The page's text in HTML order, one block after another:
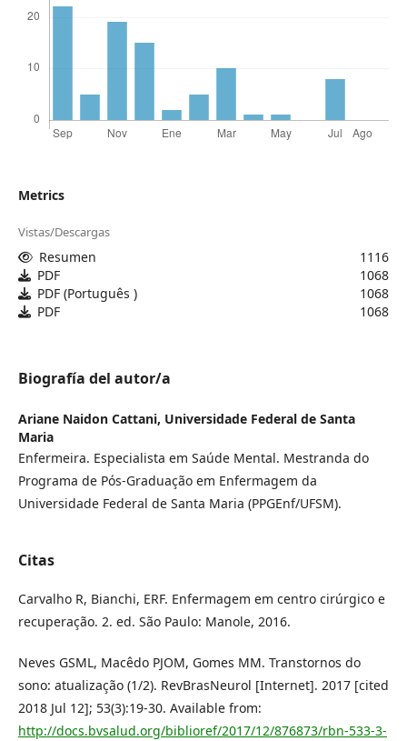
Metrics
Vistas/Descargas
Resumen
1116
PDF
1068
PDF (Português )
1068
PDF
1068
Biografía del autor/a
Ariane Naidon Cattani, Universidade Federal de Santa
Maria
Enfermeira. Especialista em Saúde Mental. Mestranda do
Programa de Pós-Graduação em Enfermagem da
Universidade Federal de Santa Maria (PPGEnf/UFSM).
Citas
Carvalho R, Bianchi, ERF. Enfermagem em centro cirúrgico e
recuperação. 2. ed. São Paulo: Manole, 2016.
Neves GSML, Macêdo PJOM, Gomes MM. Transtornos do
sono: atualização (1/2). RevBrasNeurol [Internet]. 2017 [cited
2018 Jul 12]; 53(3):19-30. Available from:
http://docs.bvsalud.org/biblioref/2017/12/876873/rbn-533-3-